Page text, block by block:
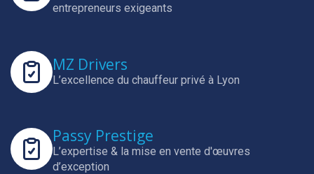
entrepreneurs exigeants
MZ Drivers
L’excellence du chauffeur privé à Lyon
Passy Prestige
L’expertise & la mise en vente d'œuvres
d’exception